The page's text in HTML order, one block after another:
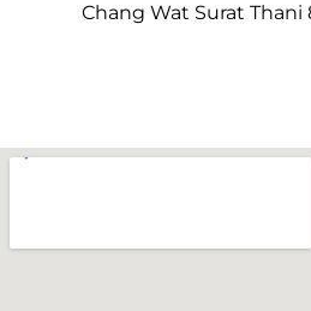
Chang Wat Surat Thani